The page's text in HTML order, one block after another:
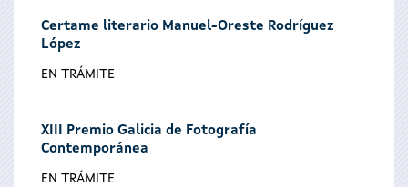
aquíCertame literario Manuel-Oreste Rodríguez
López
EN TRÁMITE
XIII Premio Galicia de Fotografía
Contemporánea
EN TRÁMITE